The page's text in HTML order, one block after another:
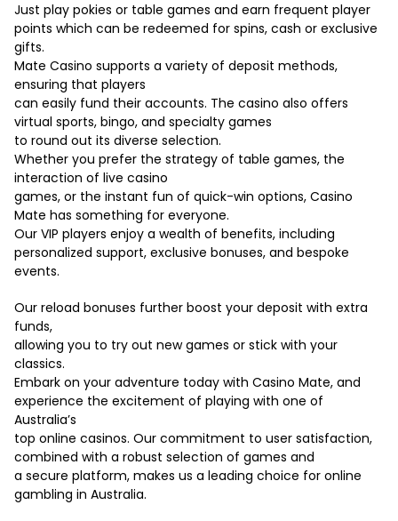
Just play pokies or table games and earn frequent player
points which can be redeemed for spins, cash or exclusive
gifts.
Mate Casino supports a variety of deposit methods,
ensuring that players
can easily fund their accounts. The casino also offers
virtual sports, bingo, and specialty games
to round out its diverse selection.
Whether you prefer the strategy of table games, the
interaction of live casino
games, or the instant fun of quick-win options, Casino
Mate has something for everyone.
Our VIP players enjoy a wealth of benefits, including
personalized support, exclusive bonuses, and bespoke
events.
Our reload bonuses further boost your deposit with extra
funds,
allowing you to try out new games or stick with your
classics.
Embark on your adventure today with Casino Mate, and
experience the excitement of playing with one of
Australia’s
top online casinos. Our commitment to user satisfaction,
combined with a robust selection of games and
a secure platform, makes us a leading choice for online
gambling in Australia.